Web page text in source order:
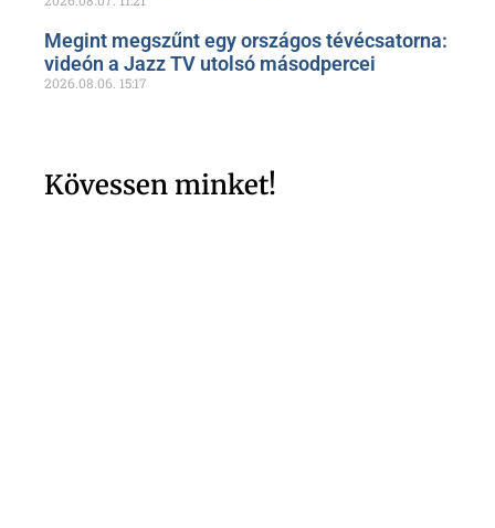
Megint megszűnt egy országos tévécsatorna:
videón a Jazz TV utolsó másodpercei
2026.08.06. 15:17
Kövessen minket!